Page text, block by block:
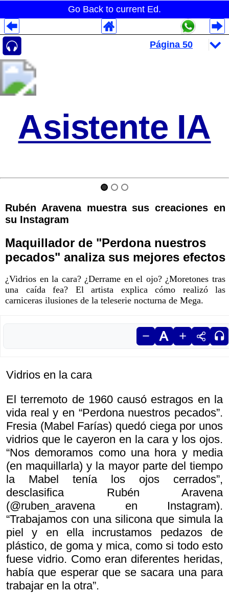
Go Back to current Ed.
Asistente IA
Rubén Aravena muestra sus creaciones en
su Instagram
Maquillador de "Perdona nuestros
pecados" analiza sus mejores efectos
¿Vidrios en la cara? ¿Derrame en el ojo? ¿Moretones tras
una caída fea? El artista explica cómo realizó las
carniceras ilusiones de la teleserie nocturna de Mega.
Vidrios en la cara
El terremoto de 1960 causó estragos en la
vida real y en “Perdona nuestros pecados”.
Fresia (Mabel Farías) quedó ciega por unos
vidrios que le cayeron en la cara y los ojos.
“Nos demoramos como una hora y media
(en maquillarla) y la mayor parte del tiempo
la Mabel tenía los ojos cerrados”,
desclasifica Rubén Aravena
(@ruben_aravena en Instagram).
“Trabajamos con una silicona que simula la
piel y en ella incrustamos pedazos de
plástico, de goma y mica, como si todo esto
fuese vidrio. Como eran diferentes heridas,
había que esperar que se sacara una para
trabajar en la otra”.
Despliegues Analytics
Despliegues Totales
Despliegues por Rubros